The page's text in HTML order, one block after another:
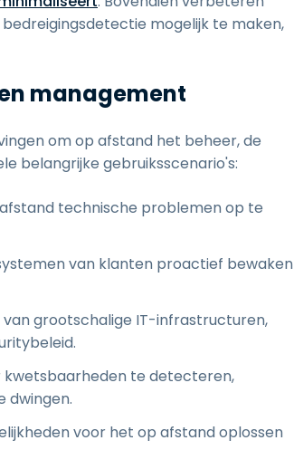
mogelijk te maken,
management
om op afstand het beheer, de
belangrijke gebruiksscenario's:
technische problemen op te
van klanten proactief bewaken
grootschalige IT-infrastructuren,
te detecteren,
dwingen.
voor het op afstand oplossen